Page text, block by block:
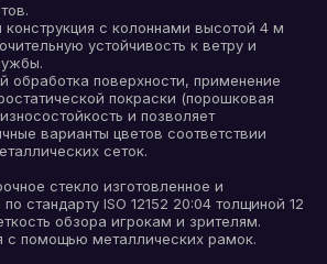
конструкция с колоннами высотой 4 м
устойчивость к ветру и
обработка поверхности, применение
покраски (порошковая
и позволяет
варианты цветов соответствии
сеток.
стекло изготовленное и
стандарту ISO 12152 20:04 толщиной 12
обзора игрокам и зрителям.
с помощью металлических рамок.